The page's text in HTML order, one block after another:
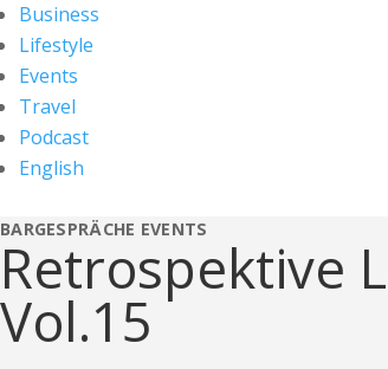
Business
Lifestyle
Events
Travel
Podcast
English
BARGESPRÄCHE EVENTS
Retrospektive
Vol.15